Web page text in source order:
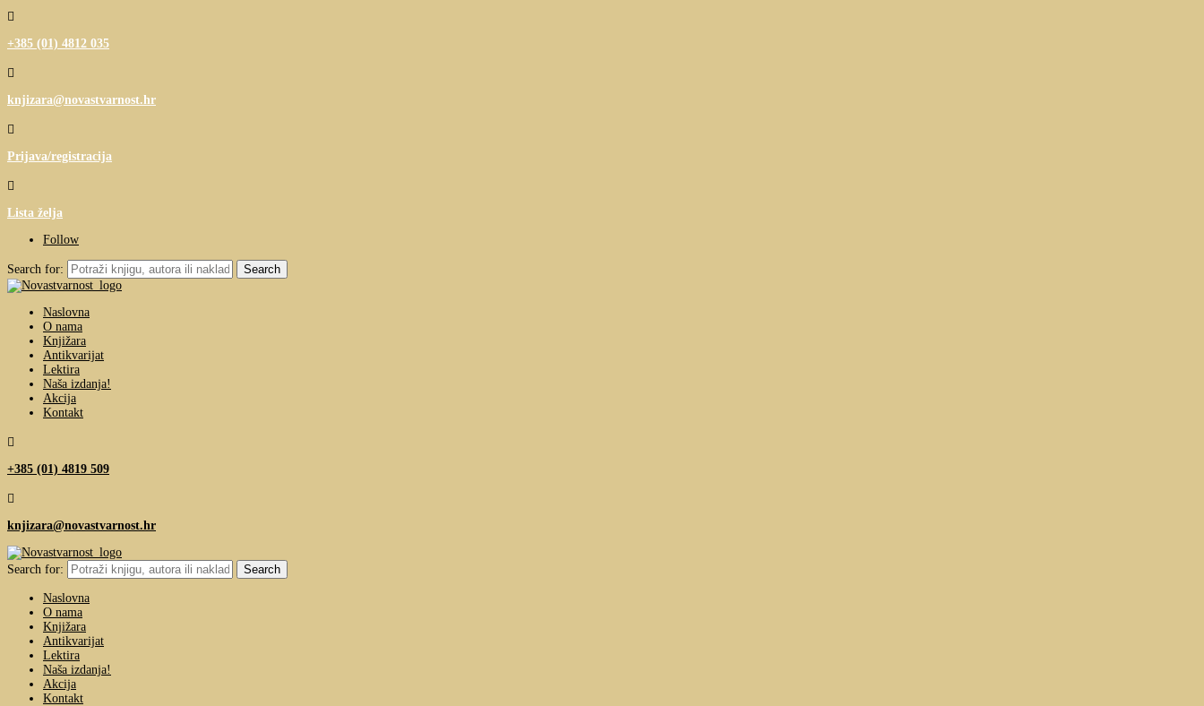

+385 (01) 4812 035

knjizara@novastvarnost.hr

Prijava/registracija

Lista želja
Follow
Search for:
Naslovna
O nama
Knjižara
Antikvarijat
Lektira
Naša izdanja!
Akcija
Kontakt

+385 (01) 4819 509

knjizara@novastvarnost.hr
Search for:
Naslovna
O nama
Knjižara
Antikvarijat
Lektira
Naša izdanja!
Akcija
Kontakt